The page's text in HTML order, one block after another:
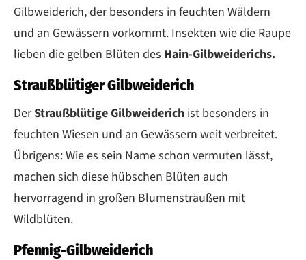
Gilbweiderich, der besonders in feuchten Wäldern
und an Gewässern vorkommt. Insekten wie die Raupe
lieben die gelben Blüten des Hain-Gilbweiderichs.
Straußblütiger Gilbweiderich
DerStraußblütige Gilbweiderich ist besonders in
feuchten Wiesen und an Gewässern weit verbreitet.
Übrigens: Wie es sein Name schon vermuten lässt,
machen sich diese hübschen Blüten auch
hervorragend in großen Blumensträußen mit
Wildblüten.
Pfennig-Gilbweiderich